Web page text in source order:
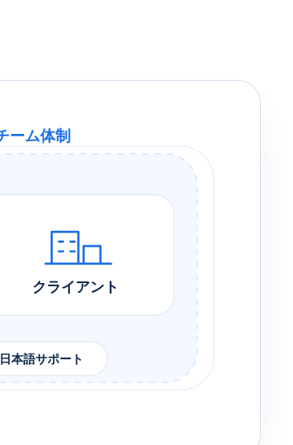
ーム体制
クライアント
日本語サポート